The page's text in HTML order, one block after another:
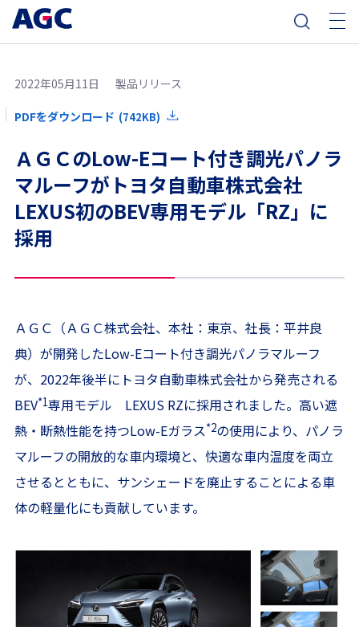
2022年05月11日 製品リリース
PDFをダウンロード (742KB)
ＡＧＣのLow-Eコート付き調光パノラ
マルーフがトヨタ自動車株式会社
LEXUS初のBEV専用モデル「RZ」に
採用
ＡＧＣ（ＡＧＣ株式会社、本社：東京、社長：平井良
典）が開発したLow-Eコート付き調光パノラマルーフ
が、2022年後半にトヨタ自動車株式会社から発売される
BEV*1専用モデル LEXUS RZに採用されました。高い遮
熱・断熱性能を持つLow-Eガラス*2の使用により、パノラ
マルーフの開放的な車内環境と、快適な車内温度を両立
させるとともに、サンシェードを廃止することによる車
体の軽量化にも貢献しています。